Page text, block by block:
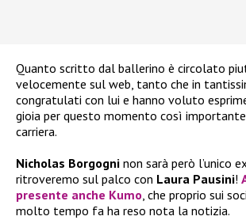
Quanto scritto dal ballerino è circolato
velocemente sul web, tanto che in
congratulati con lui e hanno voluto
gioia per questo momento così
carriera.
Nicholas Borgogni non sarà però l’unico
ritroveremo sul palco con Laura Pausini!
presente anche Kumo, che proprio sui
molto tempo fa ha reso nota la notizia.